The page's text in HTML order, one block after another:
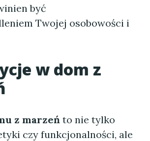
być
Twojej osobowości i
w dom z
z marzeńto nie tylko
czy funkcjonalności, ale